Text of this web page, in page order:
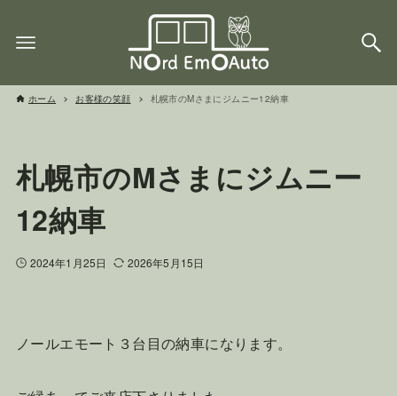
ホーム お客様の笑顔 札幌市のMさまにジムニー12納車
札幌市のMさまにジムニー
12納車
2024年1月25日 2026年5月15日
ノールエモート３台目の納車になります。